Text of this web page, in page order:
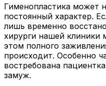
Гименопластика может
постоянный характер.
лишь временно
хирурги нашей клиники
этом полного
происходит. Особенно
востребована
замуж.